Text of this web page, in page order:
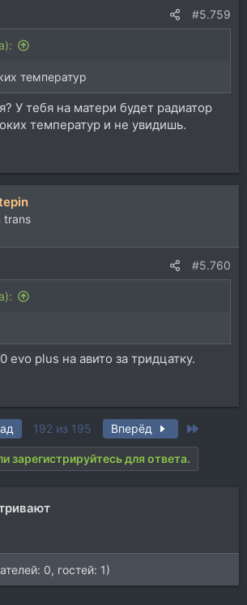
#5.759
температур
У тебя на матери будет радиатор
температур и не увидишь.
trans
#5.760
evo plus на авито за тридцатку.
192 из 195 Вперёд
зарегистрируйтесь для ответа.
0, гостей: 1)